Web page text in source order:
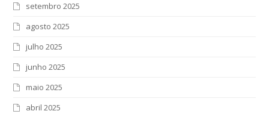
setembro 2025
agosto 2025
julho 2025
junho 2025
maio 2025
abril 2025